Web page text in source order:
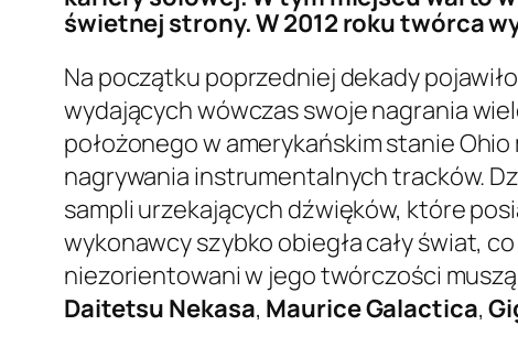
świetnej strony. W 2012 roku twórca
Na początku poprzedniej dekady
wydających wówczas swoje nagrania
położonego w amerykańskim stanie
nagrywania instrumentalnych tracków.
sampli urzekających dźwięków, które
wykonawcy szybko obiegła cały świat,
niezorientowani w jego twórczości
Daitetsu Nekasa, Maurice Galactica,